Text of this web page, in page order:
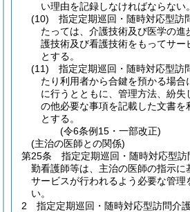
い理由を記録しなければならない。
(10)
指定定期巡回・随時対応型訪
たっては、介護技術及び医学の
護技術及び看護技術をもってサー
とする。
(11)
指定定期巡回・随時対応型訪
たり利用者から合鍵を預かる場
に行うとともに、管理方法、紛失
の他必要な事項を記載した文書を
とする。
(令6条例15・一部改正)
(主治の医師との関係)
第25条
指定定期巡回・随時対応型
勤看護師等は、主治の医師の指示に
サービスが行われるよう必要な管理
い。
2
指定定期巡回・随時対応型訪問介